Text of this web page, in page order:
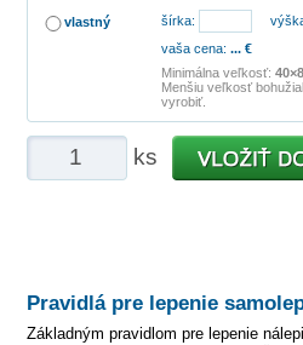
vlastný šírka:
vaša cena: ...€
Minimálna veľkosť:
Menšiu veľkosť
vyrobiť.
ks
Pravidlá pre lepenie
Základným pravidlom pre lepenie